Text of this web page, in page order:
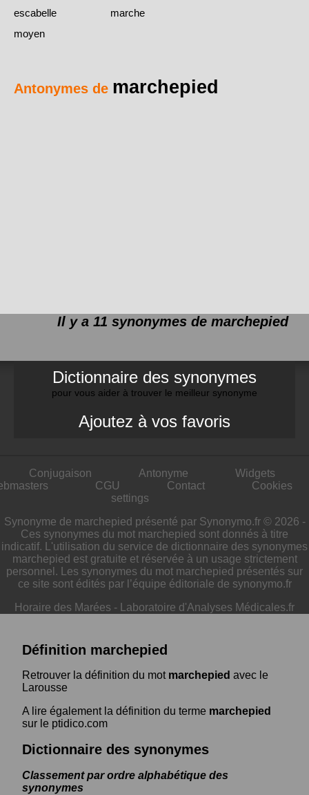
escabelle
marche
moyen
Antonymes de marchepied
Il y a 11 synonymes de marchepied
Dictionnaire des synonymes
pour vous aider à trouver le meilleur synonyme
Ajoutez à vos favoris
Conjugaison Antonyme
Widgets
CGU Contact
Cookies
settings
Synonyme de marchepied présenté par Synonymo.fr © 2026 -
Ces synonymes du mot marchepied sont donnés à titre
indicatif. L'utilisation du service de dictionnaire des synonymes
marchepied est gratuite et réservée à un usage strictement
personnel. Les synonymes du mot marchepied présentés sur
ce site sont édités par l’équipe éditoriale de synonymo.fr
Horaire des Marées - Laboratoire d'Analyses Médicales.fr
Définition marchepied
Retrouver la définition du mot marchepied avec le
Larousse
A lire également la définition du terme marchepied
sur le ptidico.com
Dictionnaire des synonymes
Classement par ordre alphabétique des
synonymes